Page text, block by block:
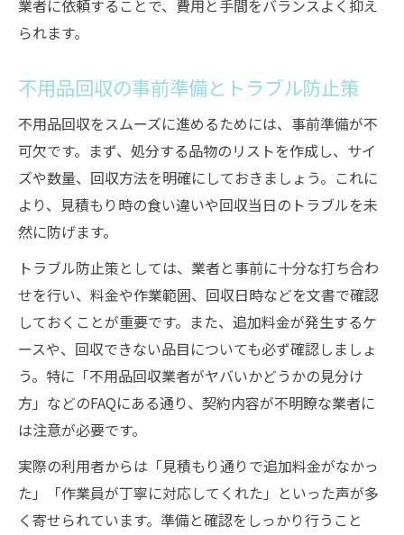
業者に依頼することで、費用と手間をバランスよく抑え
られます。
不用品回収の事前準備とトラブル防止策
不用品回収をスムーズに進めるためには、事前準備が不
可欠です。まず、処分する品物のリストを作成し、サイ
ズや数量、回収方法を明確にしておきましょう。これに
より、見積もり時の食い違いや回収当日のトラブルを未
然に防げます。
トラブル防止策としては、業者と事前に十分な打ち合わ
せを行い、料金や作業範囲、回収日時などを文書で確認
しておくことが重要です。また、追加料金が発生するケ
ースや、回収できない品目についても必ず確認しましょ
う。特に「不用品回収業者がヤバいかどうかの見分け
方」などのFAQにある通り、契約内容が不明瞭な業者に
は注意が必要です。
実際の利用者からは「見積もり通りで追加料金がなかっ
た」「作業員が丁寧に対応してくれた」といった声が多
く寄せられています。準備と確認をしっかり行うこと